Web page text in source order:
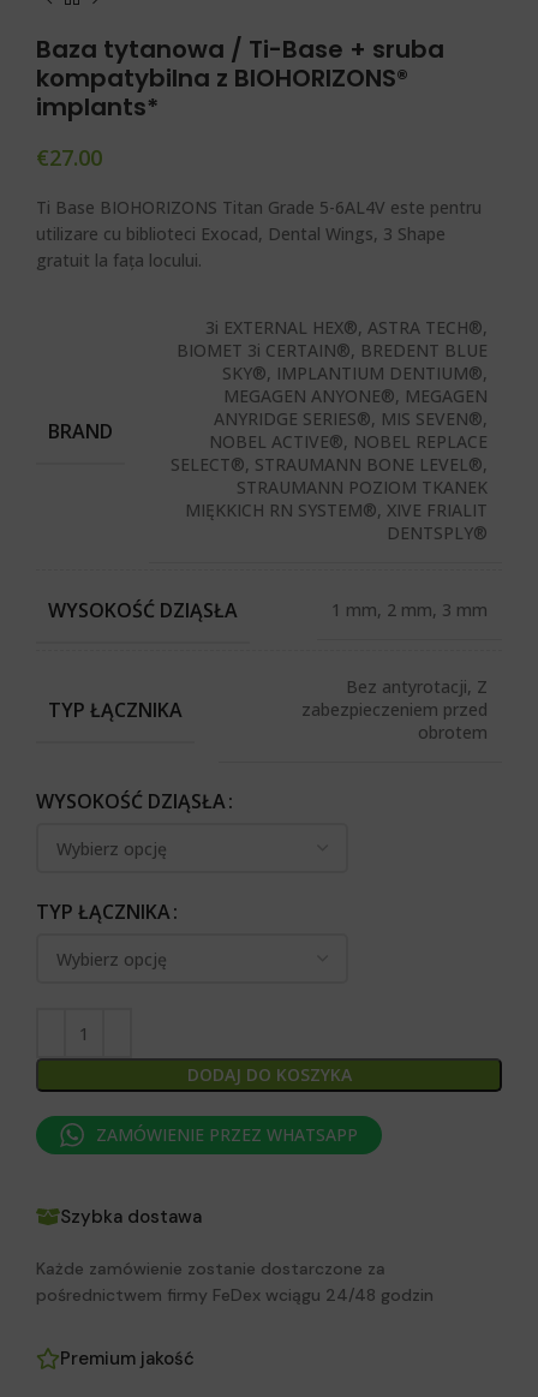
Baza tytanowa / Ti-Base + sruba
kompatybilna z BIOHORIZONS®
implants*
€27.00
Ti Base BIOHORIZONS Titan Grade 5-6AL4V este pentru
utilizare cu biblioteci Exocad, Dental Wings, 3 Shape
gratuit la fața locului.
BRAND
3i EXTERNAL HEX®, ASTRA TECH®,
BIOMET 3i CERTAIN®, BREDENT BLUE
SKY®, IMPLANTIUM DENTIUM®,
MEGAGEN ANYONE®, MEGAGEN
ANYRIDGE SERIES®, MIS SEVEN®,
NOBEL ACTIVE®, NOBEL REPLACE
SELECT®, STRAUMANN BONE LEVEL®,
STRAUMANN POZIOM TKANEK
MIĘKKICH RN SYSTEM®, XIVE FRIALIT
DENTSPLY®
WYSOKOŚĆ DZIĄSŁA 1 mm, 2 mm, 3 mm
TYP ŁĄCZNIKA
Bez antyrotacji, Z
zabezpieczeniem przed
obrotem
WYSOKOŚĆ DZIĄSŁA
TYP ŁĄCZNIKA
DODAJ DO KOSZYKA
ZAMÓWIENIE PRZEZ WHATSAPP
Szybka dostawa
Każde zamówienie zostanie dostarczone za
pośrednictwem firmy FeDex wciągu 24/48 godzin
Premium jakość